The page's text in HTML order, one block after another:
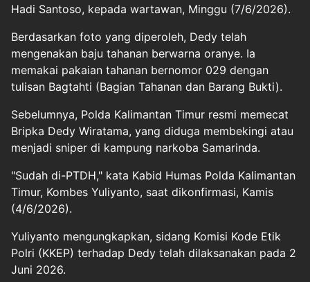
Hadi Santoso, kepada wartawan, Minggu (7/6/2026).
Berdasarkan foto yang diperoleh, Dedy telah
mengenakan baju tahanan berwarna oranye. Ia
memakai pakaian tahanan bernomor 029 dengan
tulisan Bagtahti (Bagian Tahanan dan Barang Bukti).
Sebelumnya, Polda Kalimantan Timur resmi memecat
Bripka Dedy Wiratama, yang diduga membekingi atau
menjadi sniper di kampung narkoba Samarinda.
"Sudah di-PTDH," kata Kabid Humas Polda Kalimantan
Timur, Kombes Yuliyanto, saat dikonfirmasi, Kamis
(4/6/2026).
Yuliyanto mengungkapkan, sidang Komisi Kode Etik
Polri (KKEP) terhadap Dedy telah dilaksanakan pada 2
Juni 2026.